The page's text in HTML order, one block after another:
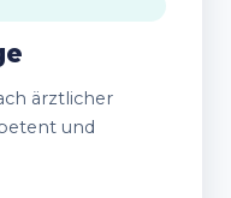
ärztlicher
und